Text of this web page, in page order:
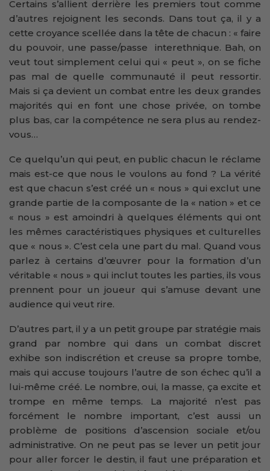
Certains s’allient derrière les premiers tout comme
d’autres rejoignent les seconds. Dans tout ça, il y a
cette croyance scellée dans la tête de chacun : « faire
du pouvoir, une passe/passe interethnique. Bah, on
veut tout simplement celui qui « peut », on se fiche
pas mal de quelle communauté il peut ressortir.
Mais si ça devient un combat entre les deux grandes
majorités qui en font une chose privée, on tombe
plus bas, car la compétence ne sera plus au rendez-
vous…
Ce quelqu’un qui peut, en public chacun le réclame
mais est-ce que nous le voulons au fond ? La vérité
est que chacun s’est créé un « nous » qui exclut une
grande partie de la composante de la « nation » et ce
« nous » est amoindri à quelques éléments qui ont
les mêmes caractéristiques physiques et culturelles
que « nous ». C’est cela une part du mal. Quand vous
parlez à certains d’œuvrer pour la formation d’un
véritable « nous » qui inclut toutes les parties, ils vous
prennent pour un joueur qui s’amuse devant une
audience qui veut rire.
D’autres part, il y a un petit groupe par stratégie mais
grand par nombre qui dans un combat discret
exhibe son indiscrétion et creuse sa propre tombe,
mais qui accuse toujours l’autre de son échec qu’il a
lui-même créé. Le nombre, oui, la masse, ça excite et
trompe en même temps. La majorité n’est pas
forcément le nombre important, c’est aussi un
problème de positions d’ascension sociale et/ou
administrative. On ne peut pas se lever un petit jour
pour aller forcer le destin, il faut une préparation et